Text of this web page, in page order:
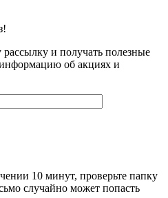
и получать полезные
об акциях и
10 минут, проверьте папку
случайно может попасть